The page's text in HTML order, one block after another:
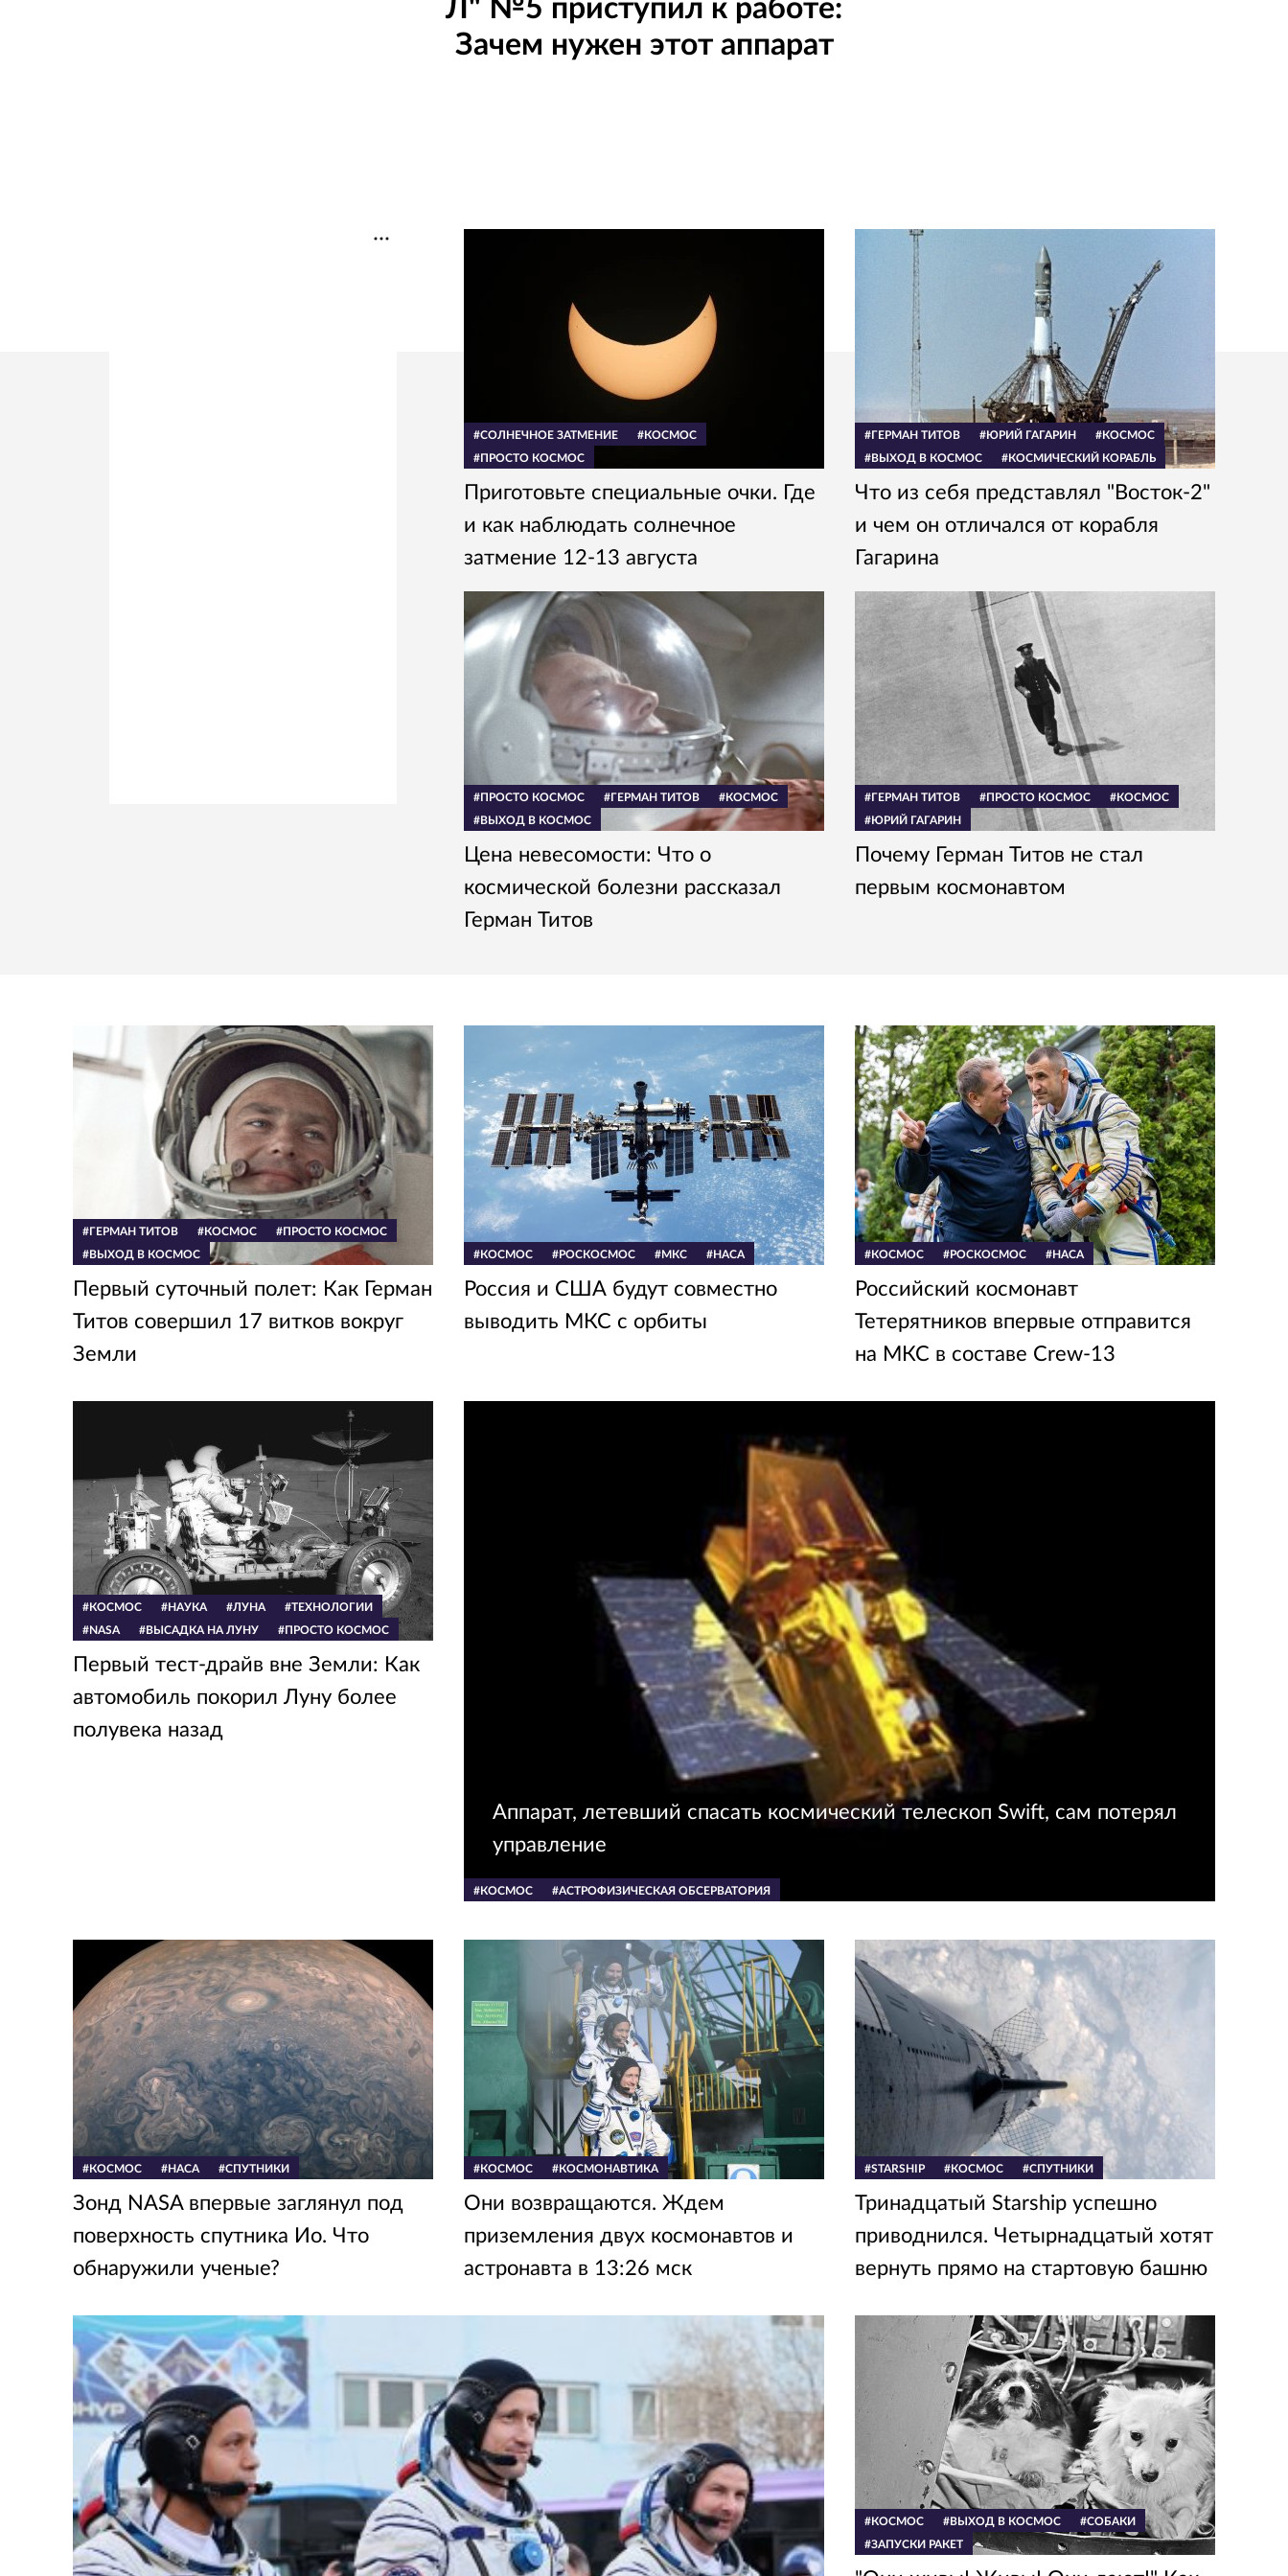
Л" №5 приступил к работе:
Зачем нужен этот аппарат
#СОЛНЕЧНОЕ ЗАТМЕНИЕ
#КОСМОС
#ПРОСТО КОСМОС
Приготовьте специальные очки. Где
и как наблюдать солнечное
затмение 12-13 августа
#ГЕРМАН ТИТОВ #ЮРИЙ ГАГАРИН
#КОСМОС
#ВЫХОД В КОСМОС
#КОСМИЧЕСКИЙ КОРАБЛЬ
Что из себя представлял "Восток-2"
и чем он отличался от корабля
Гагарина
#ПРОСТО КОСМОС #ГЕРМАН ТИТОВ
#КОСМОС
#ВЫХОД В КОСМОС
Цена невесомости: Что о
космической болезни рассказал
Герман Титов
#ГЕРМАН ТИТОВ #ПРОСТО КОСМОС
#КОСМОС
#ЮРИЙ ГАГАРИН
Почему Герман Титов не стал
первым космонавтом
#ГЕРМАН ТИТОВ #КОСМОС
#ПРОСТО КОСМОС
#ВЫХОД В КОСМОС
Первый суточный полет: Как Герман
Титов совершил 17 витков вокруг
Земли
#КОСМОС #РОСКОСМОС #МКС #НАСА
Россия и США будут совместно
выводить МКС с орбиты
#КОСМОС #РОСКОСМОС #НАСА
Российский космонавт
Тетерятников впервые отправится
на МКС в составе Crew-13
#КОСМОС #НАУКА #ЛУНА
#ТЕХНОЛОГИИ
#NASA
#ВЫСАДКА НА ЛУНУ #ПРОСТО КОСМОС
Первый тест-драйв вне Земли: Как
автомобиль покорил Луну более
полувека назад
#КОСМОС #АСТРОФИЗИЧЕСКАЯ ОБСЕРВАТОРИЯ
Аппарат, летевший спасать космический телескоп Swift, сам потерял
управление
#КОСМОС #НАСА #СПУТНИКИ
Зонд NASA впервые заглянул под
поверхность спутника Ио. Что
обнаружили ученые?
#КОСМОС #КОСМОНАВТИКА
Они возвращаются. Ждем
приземления двух космонавтов и
астронавта в 13:26 мск
#STARSHIP #КОСМОС #СПУТНИКИ
Тринадцатый Starship успешно
приводнился. Четырнадцатый хотят
вернуть прямо на стартовую башню
#КОСМОС #ВЫХОД В КОСМОС
#СОБАКИ
#ЗАПУСКИ РАКЕТ